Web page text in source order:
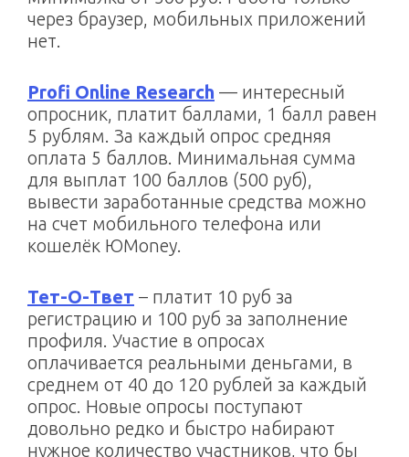
через браузер, мобильных приложений
нет.
Profi Online Research — интересный
опросник, платит баллами, 1 балл равен
5 рублям. За каждый опрос средняя
оплата 5 баллов. Минимальная сумма
для выплат 100 баллов (500 руб),
вывести заработанные средства можно
на счет мобильного телефона или
кошелёк ЮMoney.
Тет-О-Твет – платит 10 руб за
регистрацию и 100 руб за заполнение
профиля. Участие в опросах
оплачивается реальными деньгами, в
среднем от 40 до 120 рублей за каждый
опрос. Новые опросы поступают
довольно редко и быстро набирают
нужное количество участников, что бы